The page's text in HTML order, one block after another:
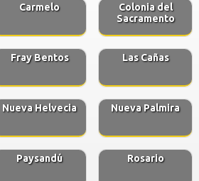
Carmelo
Colonia del
Sacramento
Fray Bentos Las Cañas
Nueva Helvecia Nueva Palmira
Paysandú Rosario